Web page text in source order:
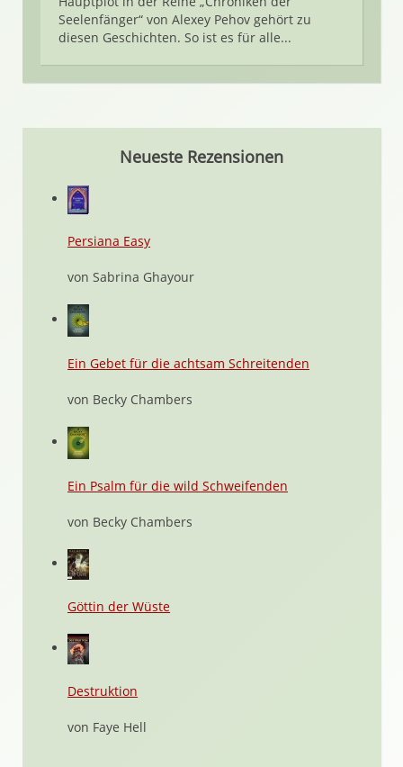
Seelenfänger“ von Alexey Pehov gehört zu
diesen Geschichten. So ist es für alle...
Neueste Rezensionen
Persiana Easy
von Sabrina Ghayour
Ein Gebet für die achtsam Schreitenden
von Becky Chambers
Ein Psalm für die wild Schweifenden
von Becky Chambers
Göttin der Wüste
Destruktion
von Faye Hell